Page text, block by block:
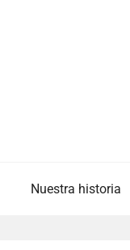
Nuestra historia